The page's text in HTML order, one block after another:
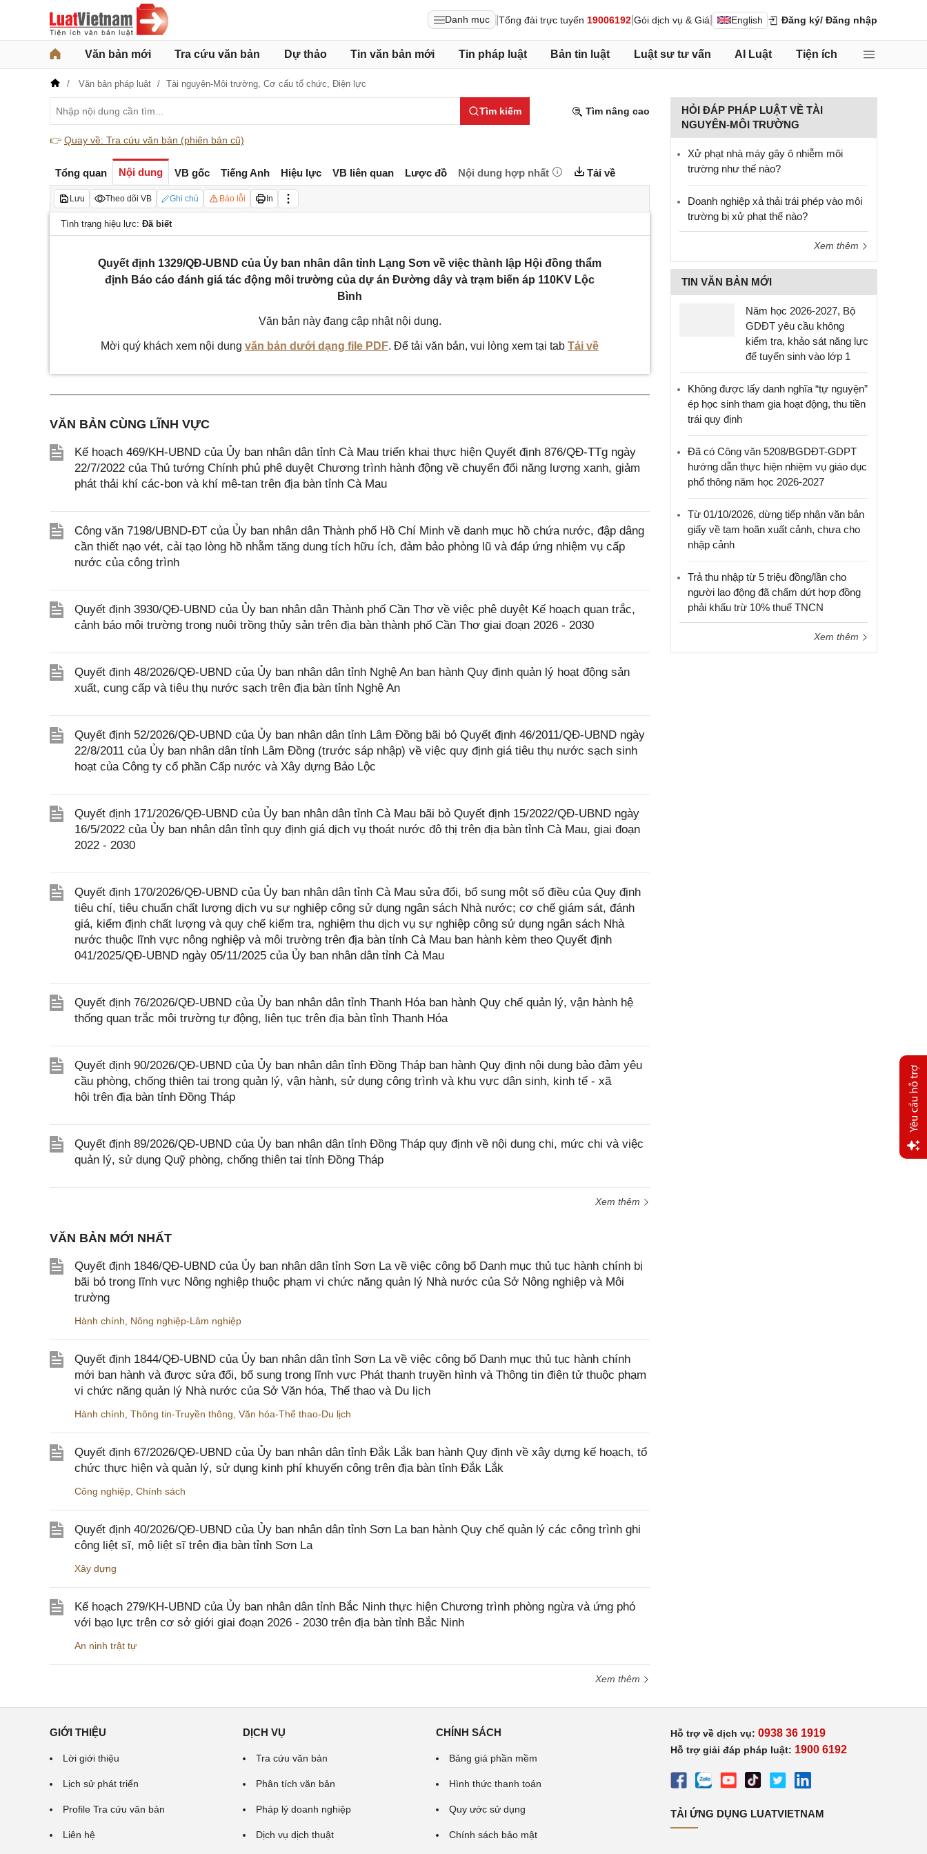
Danh mục Tổng đài trực tuyến 19006192 Gói dịch vụ & Giá English Đăng ký/ Đăng nhập
Văn bản mới Tra cứu văn bản Dự thảo Tin văn bản mới Tin pháp luật Bản tin luật Luật sư tư vấn AI Luật Tiện ích
Văn bản pháp luật Tài nguyên-Môi trường, Cơ cấu tổ chức, Điện lực
Tìm kiếm Tìm nâng cao
👉 Quay về: Tra cứu văn bản (phiên bản cũ)
Tổng quan Nội dung VB gốc Tiếng Anh Hiệu lực VB liên quan Lược đồ Nội dung hợp nhất Tải về
Lưu Theo dõi VB Ghi chú Báo lỗi In
Tình trạng hiệu lực: Đã biết
Quyết định 1329/QĐ-UBND của Ủy ban nhân dân tỉnh Lạng Sơn về việc thành lập Hội đồng thẩm
định Báo cáo đánh giá tác động môi trường của dự án Đường dây và trạm biến áp 110KV Lộc
Bình
Văn bản này đang cập nhật nội dung.
Mời quý khách xem nội dung văn bản dưới dạng file PDF. Để tải văn bản, vui lòng xem tại tab Tải về
VĂN BẢN CÙNG LĨNH VỰC
Kế hoạch 469/KH-UBND của Ủy ban nhân dân tỉnh Cà Mau triển khai thực hiện Quyết định 876/QĐ-TTg ngày
22/7/2022 của Thủ tướng Chính phủ phê duyệt Chương trình hành động về chuyển đổi năng lượng xanh, giảm
phát thải khí các-bon và khí mê-tan trên địa bàn tỉnh Cà Mau
Công văn 7198/UBND-ĐT của Ủy ban nhân dân Thành phố Hồ Chí Minh về danh mục hồ chứa nước, đập dâng
cần thiết nạo vét, cải tạo lòng hồ nhằm tăng dung tích hữu ích, đảm bảo phòng lũ và đáp ứng nhiệm vụ cấp
nước của công trình
Quyết định 3930/QĐ-UBND của Ủy ban nhân dân Thành phố Cần Thơ về việc phê duyệt Kế hoạch quan trắc,
cảnh báo môi trường trong nuôi trồng thủy sản trên địa bàn thành phố Cần Thơ giai đoạn 2026 - 2030
Quyết định 48/2026/QĐ-UBND của Ủy ban nhân dân tỉnh Nghệ An ban hành Quy định quản lý hoạt động sản
xuất, cung cấp và tiêu thụ nước sạch trên địa bàn tỉnh Nghệ An
Quyết định 52/2026/QĐ-UBND của Ủy ban nhân dân tỉnh Lâm Đồng bãi bỏ Quyết định 46/2011/QĐ-UBND ngày
22/8/2011 của Ủy ban nhân dân tỉnh Lâm Đồng (trước sáp nhập) về việc quy định giá tiêu thụ nước sạch sinh
hoạt của Công ty cổ phần Cấp nước và Xây dựng Bảo Lộc
Quyết định 171/2026/QĐ-UBND của Ủy ban nhân dân tỉnh Cà Mau bãi bỏ Quyết định 15/2022/QĐ-UBND ngày
16/5/2022 của Ủy ban nhân dân tỉnh quy định giá dịch vụ thoát nước đô thị trên địa bàn tỉnh Cà Mau, giai đoạn
2022 - 2030
Quyết định 170/2026/QĐ-UBND của Ủy ban nhân dân tỉnh Cà Mau sửa đổi, bổ sung một số điều của Quy định
tiêu chí, tiêu chuẩn chất lượng dịch vụ sự nghiệp công sử dụng ngân sách Nhà nước; cơ chế giám sát, đánh
giá, kiểm định chất lượng và quy chế kiểm tra, nghiệm thu dịch vụ sự nghiệp công sử dụng ngân sách Nhà
nước thuộc lĩnh vực nông nghiệp và môi trường trên địa bàn tỉnh Cà Mau ban hành kèm theo Quyết định
041/2025/QĐ-UBND ngày 05/11/2025 của Ủy ban nhân dân tỉnh Cà Mau
Quyết định 76/2026/QĐ-UBND của Ủy ban nhân dân tỉnh Thanh Hóa ban hành Quy chế quản lý, vận hành hệ
thống quan trắc môi trường tự động, liên tục trên địa bàn tỉnh Thanh Hóa
Quyết định 90/2026/QĐ-UBND của Ủy ban nhân dân tỉnh Đồng Tháp ban hành Quy định nội dung bảo đảm yêu
cầu phòng, chống thiên tai trong quản lý, vận hành, sử dụng công trình và khu vực dân sinh, kinh tế - xã
hội trên địa bàn tỉnh Đồng Tháp
Quyết định 89/2026/QĐ-UBND của Ủy ban nhân dân tỉnh Đồng Tháp quy định về nội dung chi, mức chi và việc
quản lý, sử dụng Quỹ phòng, chống thiên tai tỉnh Đồng Tháp
Xem thêm
VĂN BẢN MỚI NHẤT
Quyết định 1846/QĐ-UBND của Ủy ban nhân dân tỉnh Sơn La về việc công bố Danh mục thủ tục hành chính bị
bãi bỏ trong lĩnh vực Nông nghiệp thuộc phạm vi chức năng quản lý Nhà nước của Sở Nông nghiệp và Môi
trường
Hành chính Nông nghiệp-Lâm nghiệp
Quyết định 1844/QĐ-UBND của Ủy ban nhân dân tỉnh Sơn La về việc công bố Danh mục thủ tục hành chính
mới ban hành và được sửa đổi, bổ sung trong lĩnh vực Phát thanh truyền hình và Thông tin điện tử thuộc phạm
vi chức năng quản lý Nhà nước của Sở Văn hóa, Thể thao và Du lịch
Hành chính Thông tin-Truyền thông Văn hóa-Thể thao-Du lịch
Quyết định 67/2026/QĐ-UBND của Ủy ban nhân dân tỉnh Đắk Lắk ban hành Quy định về xây dựng kế hoạch, tổ
chức thực hiện và quản lý, sử dụng kinh phí khuyến công trên địa bàn tỉnh Đắk Lắk
Công nghiệp Chính sách
Quyết định 40/2026/QĐ-UBND của Ủy ban nhân dân tỉnh Sơn La ban hành Quy chế quản lý các công trình ghi
công liệt sĩ, mộ liệt sĩ trên địa bàn tỉnh Sơn La
Xây dựng
Kế hoạch 279/KH-UBND của Ủy ban nhân dân tỉnh Bắc Ninh thực hiện Chương trình phòng ngừa và ứng phó
với bạo lực trên cơ sở giới giai đoạn 2026 - 2030 trên địa bàn tỉnh Bắc Ninh
An ninh trật tự
Xem thêm
HỎI ĐÁP PHÁP LUẬT VỀ TÀI
NGUYÊN-MÔI TRƯỜNG
Xử phạt nhà máy gây ô nhiễm môi
trường như thế nào?
Doanh nghiệp xả thải trái phép vào môi
trường bị xử phạt thế nào?
Xem thêm
TIN VĂN BẢN MỚI
Năm học 2026-2027, Bộ
GDĐT yêu cầu không
kiểm tra, khảo sát năng lực
để tuyển sinh vào lớp 1
Không được lấy danh nghĩa “tự nguyện”
ép học sinh tham gia hoạt động, thu tiền
trái quy định
Đã có Công văn 5208/BGDĐT-GDPT
hướng dẫn thực hiện nhiệm vụ giáo dục
phổ thông năm học 2026-2027
Từ 01/10/2026, dừng tiếp nhận văn bản
giấy về tạm hoãn xuất cảnh, chưa cho
nhập cảnh
Trả thu nhập từ 5 triệu đồng/lần cho
người lao động đã chấm dứt hợp đồng
phải khấu trừ 10% thuế TNCN
Xem thêm
GIỚI THIỆU
Lời giới thiệu
Lịch sử phát triển
Profile Tra cứu văn bản
Liên hệ
DỊCH VỤ
Tra cứu văn bản
Phân tích văn bản
Pháp lý doanh nghiệp
Dịch vụ dịch thuật
CHÍNH SÁCH
Bảng giá phần mềm
Hình thức thanh toán
Quy ước sử dụng
Chính sách bảo mật
Hỗ trợ về dịch vụ: 0938 36 1919
Hỗ trợ giải đáp pháp luật: 1900 6192
TẢI ỨNG DỤNG LUATVIETNAM